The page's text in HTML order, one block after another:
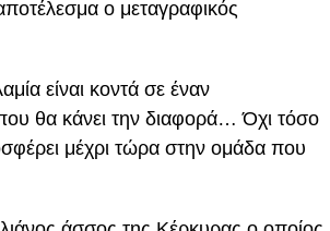
ο μεταγραφικός
είναι κοντά σε έναν
θα κάνει την διαφορά… Όχι τόσο
μέχρι τώρα στην ομάδα που